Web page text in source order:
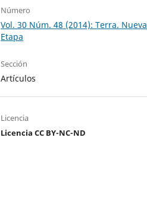
Número
Vol. 30 Núm. 48 (2014): Terra. Nueva
Etapa
Sección
Artículos
Licencia
Licencia CC BY-NC-ND